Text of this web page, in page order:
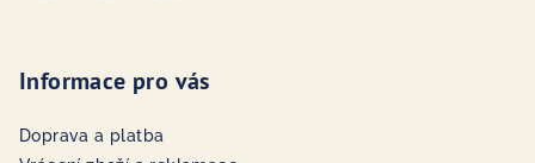
Informace pro vás
Doprava a platba